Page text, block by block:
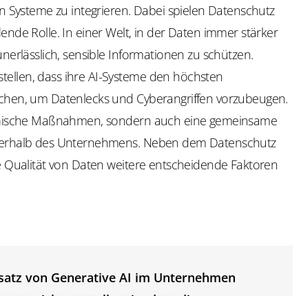
Systeme zu integrieren. Dabei spielen Datenschutz
Rolle. In einer Welt, in der Daten immer stärker
sensible Informationen zu schützen.
dass ihre AI-Systeme den höchsten
um Datenlecks und Cyberangriffen vorzubeugen.
Maßnahmen, sondern auch eine gemeinsame
des Unternehmens. Neben dem Datenschutz
von Daten weitere entscheidende Faktoren
von Generative AI im Unternehmen